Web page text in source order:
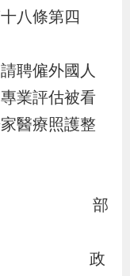
八條第四
聘僱外國人
業評估被看
醫療照護整